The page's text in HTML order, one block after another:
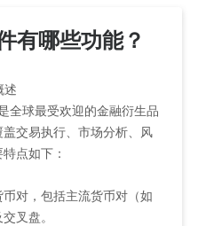
有哪些功能？
述
全球最受欢迎的金融衍生品
交易执行、市场分析、风
点如下：
对，包括主流货币对（如
叉盘‌。